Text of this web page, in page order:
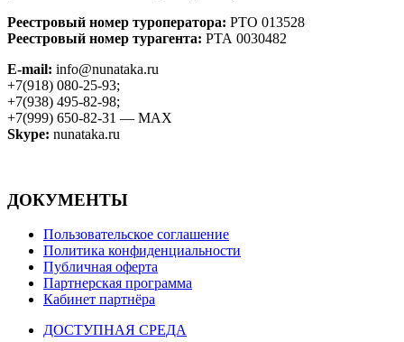
Реестровый номер туроператора: РТО 013528
Реестровый номер турагента: РТА 0030482
E-mail: info@nunataka.ru
+7(918) 080-25-93;
+7(938) 495-82-98;
+7(999) 650-82-31 — MAX
Skype: nunataka.ru
ДОКУМЕНТЫ
Пользовательское соглашение
Политика конфиденциальности
Публичная оферта
Партнерская программа
Кабинет партнёра
ДОСТУПНАЯ СРЕДА